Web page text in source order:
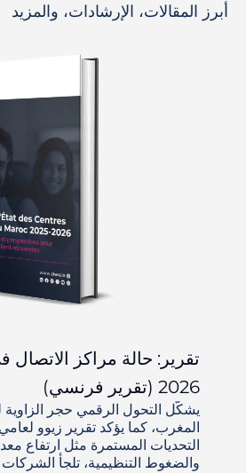
أبرز المقالات، الإرشادات، والمزيد
2026 (تقرير فرنسي)
يشكّل التحول الرقمي حجر
التحديات المستمرة مثل ارتفاع
والضغوط التنظيمية، تلجأ